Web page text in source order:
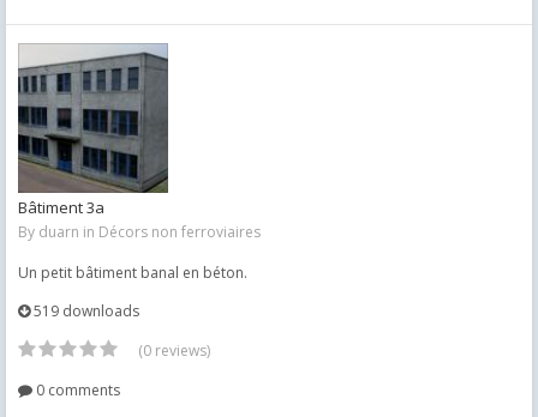
Bâtiment 3a
By duarn in Décors non ferroviaires
Un petit bâtiment banal en béton.
519 downloads
(0 reviews)
0 comments